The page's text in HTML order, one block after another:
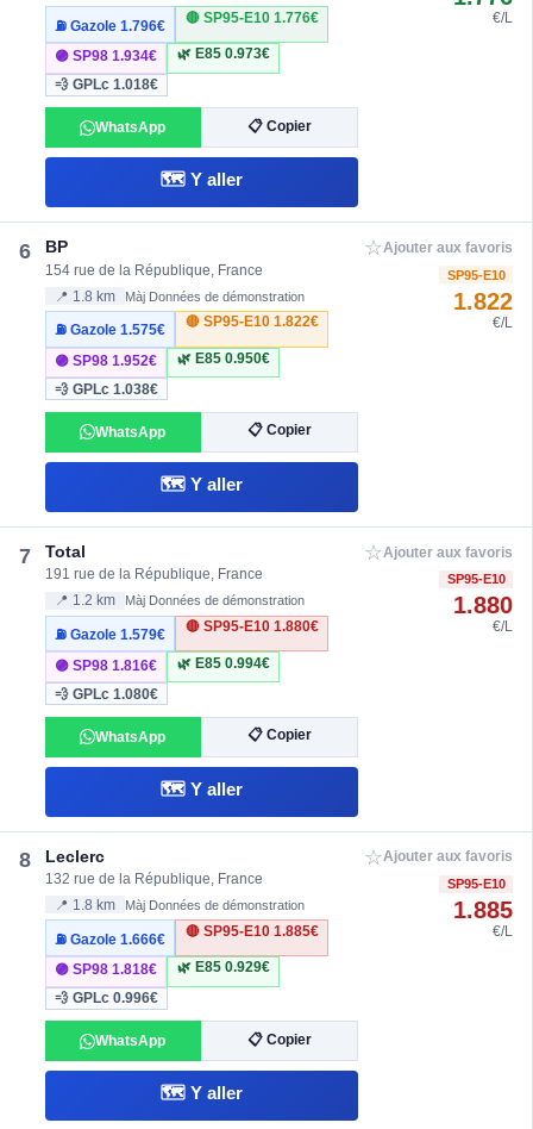
⛽ Gazole1.796€
🔴 SP95-E10 1.776€
🟣 SP981.934€ 🌿 E85 0.973€
💨 GPLc1.018€
WhatsApp 📋 Copier
🗺️ Y aller
€/L
6 BP
154 rue de la République, France
📍 1.8 km Màj Données de démonstration
⛽ Gazole1.575€
🔴 SP95-E10 1.822€
🟣 SP981.952€ 🌿 E85 0.950€
💨 GPLc1.038€
WhatsApp 📋 Copier
🗺️ Y aller
☆Ajouter aux favoris
SP95-E10
1.822
€/L
7 Total
191 rue de la République, France
📍 1.2 km Màj Données de démonstration
⛽ Gazole1.579€
🔴 SP95-E10 1.880€
🟣 SP981.816€ 🌿 E85 0.994€
💨 GPLc1.080€
WhatsApp 📋 Copier
🗺️ Y aller
☆Ajouter aux favoris
SP95-E10
1.880
€/L
8 Leclerc
132 rue de la République, France
📍 1.8 km Màj Données de démonstration
⛽ Gazole1.666€
🔴 SP95-E10 1.885€
🟣 SP981.818€ 🌿 E85 0.929€
💨 GPLc0.996€
WhatsApp 📋 Copier
🗺️ Y aller
☆Ajouter aux favoris
SP95-E10
1.885
€/L